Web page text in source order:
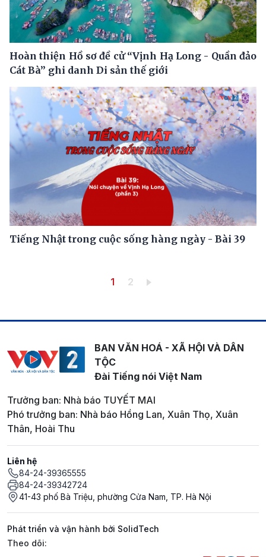
Hoàn thiện Hồ sơ đề cử “Vịnh Hạ Long - Quần đảo
Cát Bà” ghi danh Di sản thế giới
Tiếng Nhật trong cuộc sống hàng ngày - Bài 39
Trang hiện thời
1 Trang
2
BAN VĂN HOÁ - XÃ HỘI VÀ DÂN
TỘC
Đài Tiếng nói Việt Nam
Trưởng ban: Nhà báo TUYẾT MAI
Phó trưởng ban: Nhà báo Hồng Lan, Xuân Thọ, Xuân
Thân, Hoài Thu
Liên hệ
84-24-39365555
84-24-39342724
41-43 phố Bà Triệu, phường Cửa Nam, TP. Hà Nội
Phát triển và vận hành bởi SolidTech
Mạng xã hội
Theo dõi: